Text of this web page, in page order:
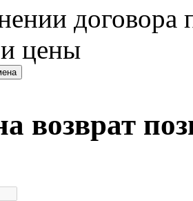
договора
цены
возврат